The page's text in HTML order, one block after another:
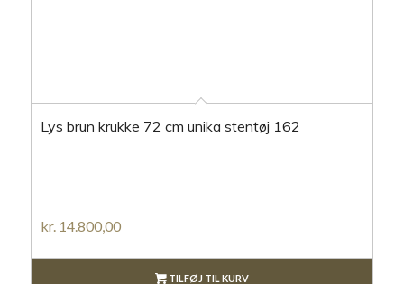
Lys brun krukke 72 cm unika stentøj 162
kr.14.800,00
TILFØJ TIL KURV